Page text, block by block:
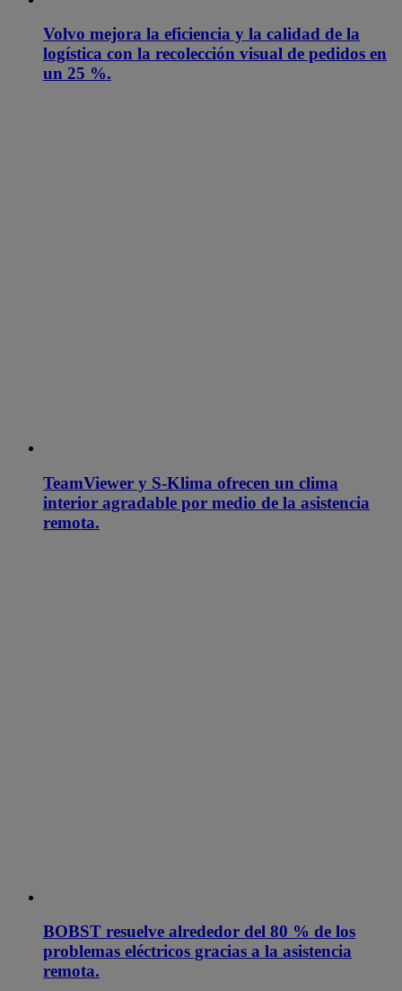
Volvo mejora la eficiencia y la calidad de la
logística con la recolección visual de pedidos en
un 25 %.
TeamViewer y S-Klima ofrecen un clima
interior agradable por medio de la asistencia
remota.
BOBST resuelve alrededor del 80 % de los
problemas eléctricos gracias a la asistencia
remota.